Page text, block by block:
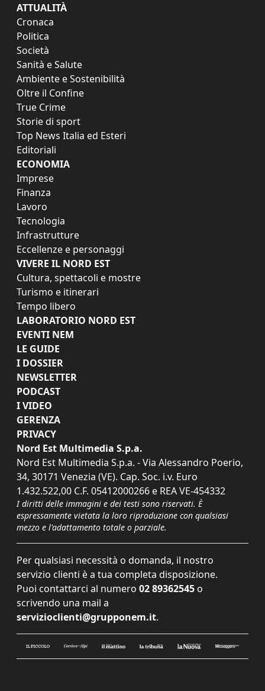
ATTUALITÀ
Cronaca
Politica
Società
Sanità e Salute
Ambiente e Sostenibilità
Oltre il Confine
True Crime
Storie di sport
Top News Italia ed Esteri
Editoriali
ECONOMIA
Imprese
Finanza
Lavoro
Tecnologia
Infrastrutture
Eccellenze e personaggi
VIVERE IL NORD EST
Cultura, spettacoli e mostre
Turismo e itinerari
Tempo libero
LABORATORIO NORD EST
EVENTI NEM
LE GUIDE
I DOSSIER
NEWSLETTER
PODCAST
I VIDEO
GERENZA
PRIVACY
Nord Est Multimedia S.p.a.
Nord Est Multimedia S.p.a. - Via Alessandro Poerio,
34, 30171 Venezia (VE). Cap. Soc. i.v. Euro
1.432.522,00 C.F. 05412000266 e REA VE-454332
I diritti delle immagini e dei testi sono riservati. È
espressamente vietata la loro riproduzione con qualsiasi
mezzo e l'adattamento totale o parziale.
Per qualsiasi necessità o domanda, il nostro
servizio clienti è a tua completa disposizione.
Puoi contattarci al numero 02 89362545 o
scrivendo una mail a
servizioclienti@grupponem.it.